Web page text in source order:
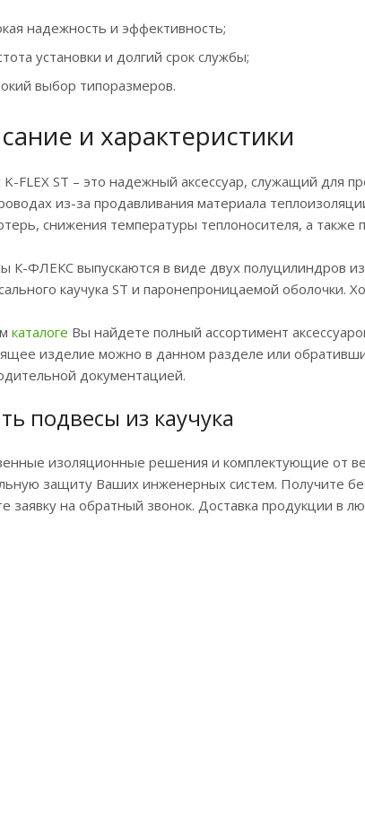
надежность и эффективность;
установки и долгий срок службы;
выбор типоразмеров.
и характеристики
FLEX ST – это надежный аксессуар, служащий для
из-за продавливания материала
снижения температуры теплоносителя, а также
К-ФЛЕКС выпускаются в виде двух полуцилиндров
каучука ST и паронепроницаемой оболочки.
каталоге Вы найдете полный ассортимент
изделие можно в данном разделе или
документацией.
подвесы из каучука
изоляционные решения и комплектующие от
защиту Ваших инженерных систем. Получите
заявку на обратный звонок. Доставка продукции в